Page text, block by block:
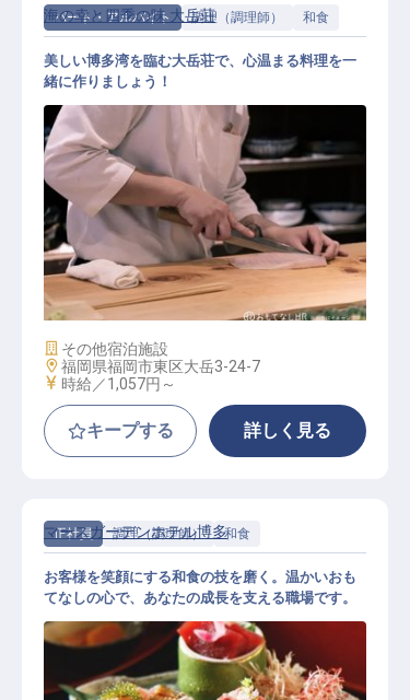
パート・アルバイト 調理（調理師） 和食
旅館厨房係
海の幸と四季の味 大岳荘
美しい博多湾を臨む大岳荘で、心温まる料理を一
緒に作りましょう！
施設業態
その他宿泊施設
勤務地
福岡県福岡市東区大岳3-24-7
給与
時給／1,057円～
キープする 詳しく見る
正社員 調理（調理師） 和食
マースガーデンホテル博多
お客様を笑顔にする和食の技を磨く。温かいおも
てなしの心で、あなたの成長を支える職場です。